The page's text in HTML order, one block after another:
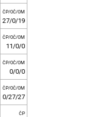
ČP/OČ/OM
27/0/19
ČP/OČ/OM
11/0/0
ČP/OČ/OM
0/0/0
ČP/OČ/OM
0/27/27
ČP